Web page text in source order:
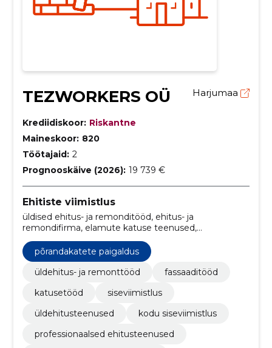
TEZWORKERS OÜ Harjumaa
Krediidiskoor: Riskantne
Maineskoor: 820
Töötajaid: 2
Prognooskäive (2026): 19 739 €
Ehitiste viimistlus
üldised ehitus- ja remonditööd, ehitus- ja
remondifirma, elamute katuse teenused,
remont, ehitus, valgustid & seadmed, eritellimusel
puutöö, põrandakatete paigaldus
põrandakatete paigaldus
üldehitus- ja remonttööd
fassaaditööd
katusetööd
siseviimistlus
üldehitusteenused
kodu siseviimistlus
professionaalsed ehitusteenused